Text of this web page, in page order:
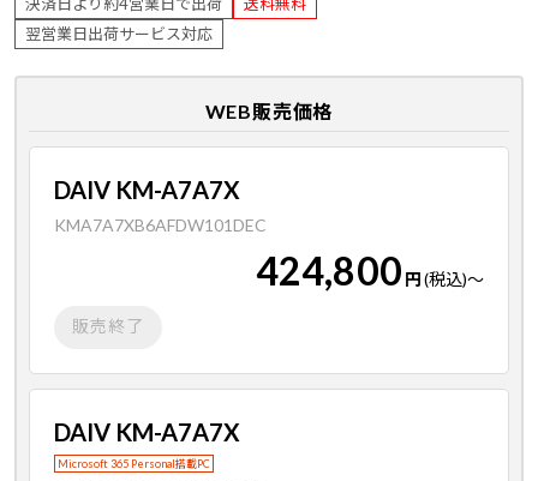
翌営業日出荷サービス対応
WEB販売価格
DAIV KM-A7A7X
KMA7A7XB6AFDW101DEC
424,800 円(税込)～
販売終了
DAIV KM-A7A7X
Microsoft 365 Personal搭載PC